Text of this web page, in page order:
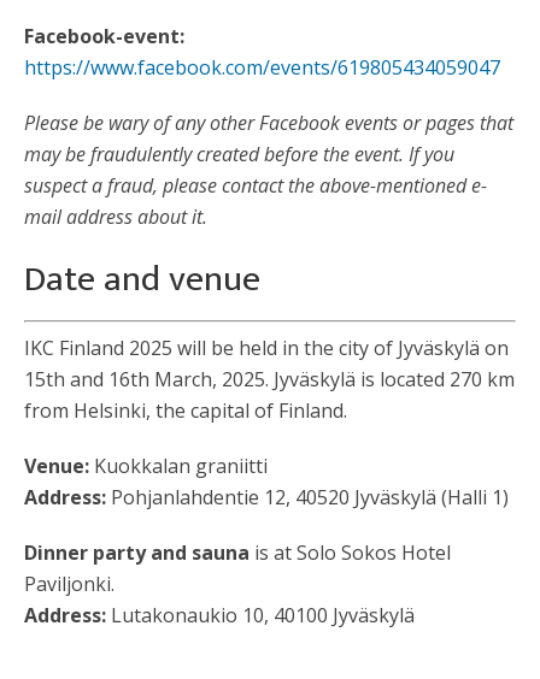
Facebook-event:
https://www.facebook.com/events/619805434059047
Please be wary of any other Facebook events or pages that
may be fraudulently created before the event. If you
suspect a fraud, please contact the above-mentioned e-
mail address about it.
Date and venue
IKC Finland 2025 will be held in the city of Jyväskylä on
15th and 16th March, 2025. Jyväskylä is located 270 km
from Helsinki, the capital of Finland.
Venue: Kuokkalan graniitti
Address: Pohjanlahdentie 12, 40520 Jyväskylä (Halli 1)
Dinner party and sauna is at Solo Sokos Hotel
Paviljonki.
Address: Lutakonaukio 10, 40100 Jyväskylä